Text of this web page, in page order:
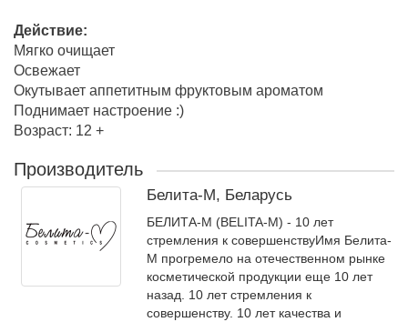
Действие:
Мягко очищает
Освежает
Окутывает аппетитным фруктовым ароматом
Поднимает настроение :)
Возраст: 12 +
Производитель
Белита-М, Беларусь
БЕЛИТА-М (BELITA-M) - 10 лет
стремления к совершенствуИмя Белита-
М прогремело на отечественном рынке
косметической продукции еще 10 лет
назад. 10 лет стремления к
совершенству. 10 лет качества и